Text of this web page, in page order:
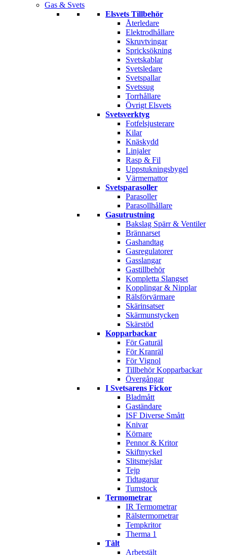
Gas & Svets
Elsvets Tillbehör
Återledare
Elektrodhållare
Skruvtvingar
Spricksökning
Svetskablar
Svetsledare
Svetspallar
Svetssug
Torrhållare
Övrigt Elsvets
Svetsverktyg
Fotfelsjusterare
Kilar
Knäskydd
Linjaler
Rasp & Fil
Uppstukningsbygel
Värmemattor
Svetsparasoller
Parasoller
Parasollhållare
Gasutrustning
Bakslag Spärr & Ventiler
Brännarset
Gashandtag
Gasregulatorer
Gasslangar
Gastillbehör
Kompletta Slangset
Kopplingar & Nipplar
Rälsförvärmare
Skärinsatser
Skärmunstycken
Skärstöd
Kopparbackar
För Gaturäl
För Kranräl
För Vignol
Tillbehör Kopparbackar
Övergångar
I Svetsarens Fickor
Bladmått
Gaständare
ISF Diverse Smått
Knivar
Körnare
Pennor & Kritor
Skiftnyckel
Slitsmejslar
Tejp
Tidtagarur
Tumstock
Termometrar
IR Termometrar
Rälstermometrar
Tempkritor
Therma 1
Tält
Arbetstält